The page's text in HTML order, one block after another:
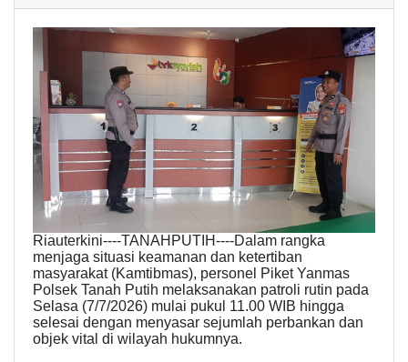
Riauterkini----TANAHPUTIH----Dalam rangka
menjaga situasi keamanan dan ketertiban
masyarakat (Kamtibmas), personel Piket Yanmas
Polsek Tanah Putih melaksanakan patroli rutin pada
Selasa (7/7/2026) mulai pukul 11.00 WIB hingga
selesai dengan menyasar sejumlah perbankan dan
objek vital di wilayah hukumnya.